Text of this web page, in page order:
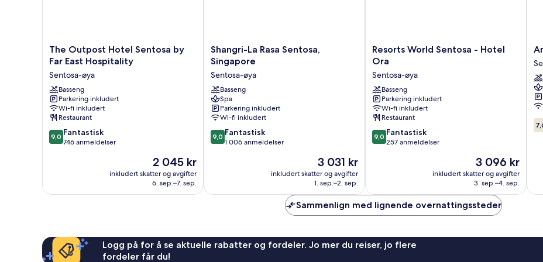
The
Outpost
Sentosa
by
Far
East
Hospitality
Sentosa-
øya
The Outpost Hotel Sentosa by
Far East Hospitality
Sentosa-øya
Basseng
Parkering inkludert
Wi-fi inkludert
Restaurant
9.0
av
9,0 Fantastisk
746 anmeldelser
Prisen
er
2 045 kr
2 045 kr
inkludert skatter og avgifter
6. sep.–7. sep.
Shangri-
La
Rasa
Sentosa,
Singapore
Sentosa-
øya
Shangri-La Rasa Sentosa,
Singapore
Sentosa-øya
Basseng
Spa
Parkering inkludert
Wi-fi inkludert
9.0
av
9,0 Fantastisk
1 006 anmeldelser
Prisen
er
3 031 kr
3 031 kr
inkludert skatter og avgifter
1. sep.–2. sep.
Resorts
World
-
Hotel
Ora
Sentosa-
øya
Resorts World Sentosa - Hotel
Ora
Sentosa-øya
Basseng
Parkering inkludert
Wi-fi inkludert
Restaurant
9.0
av
9,0 Fantastisk
257 anmeldelser
Prisen
er
3 096 kr
3 096 kr
inkludert skatter og avgifter
3. sep.–4. sep.
7.6
av
Sammenlign med lignende overnattingssteder
Logg på for å se aktuelle rabatter og fordeler. Jo mer du reiser, jo flere
fordeler får du!